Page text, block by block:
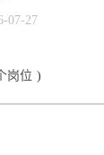
07-27
岗位 )